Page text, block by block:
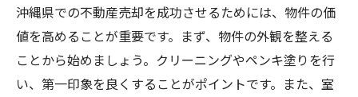
売却に必要な契約書類の確認
税金と費用に関する基礎知識
トラブルを未然に防ぐ法的手続き
沖縄県での不動産売却を成功させるためには、物件の価
値を高めることが重要です。まず、物件の外観を整える
ことから始めましょう。クリーニングやペンキ塗りを行
い、第一印象を良くすることがポイントです。また、室